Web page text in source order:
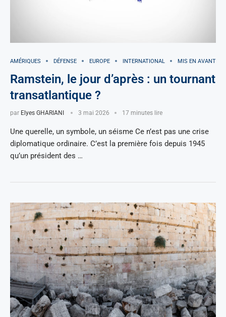
AMÉRIQUES DÉFENSE EUROPE INTERNATIONAL MIS EN AVANT
Ramstein, le jour d’après : un tournant
transatlantique ?
par Elyes GHARIANI 3 mai 2026 17 minutes lire
Une querelle, un symbole, un séisme Ce n’est pas une crise
diplomatique ordinaire. C’est la première fois depuis 1945
qu’un président des …